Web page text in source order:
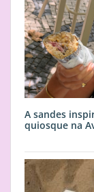
A sandes
quiosque na